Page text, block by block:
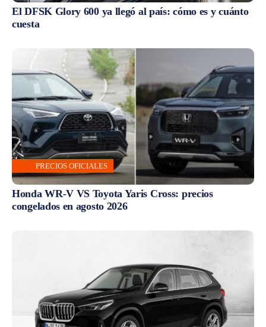
El DFSK Glory 600 ya llegó al país: cómo es y cuánto
cuesta
PRECIOS OFICIALES
Honda WR-V VS Toyota Yaris Cross: precios
congelados en agosto 2026